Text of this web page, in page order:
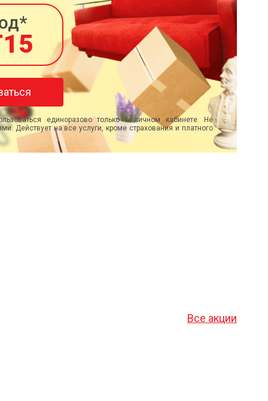
единоразово только в личном кабинете. Не
Действует на все услуги, кроме страхования и платного
Все акции